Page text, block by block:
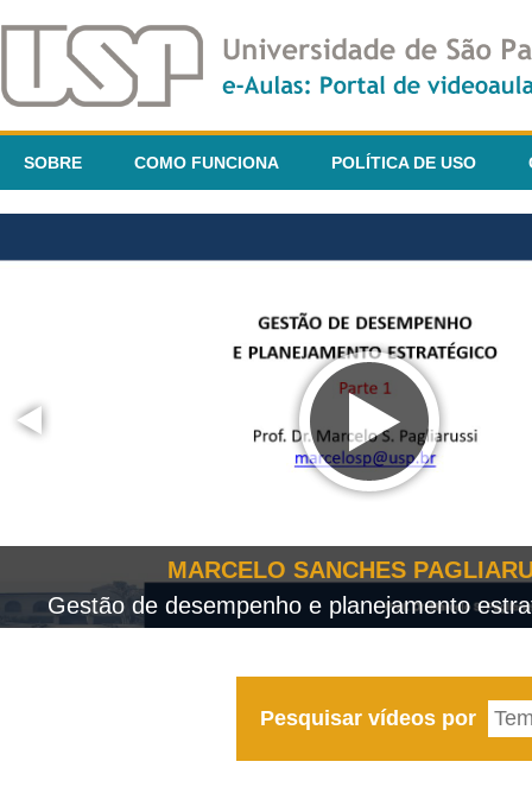
SOBRE COMO FUNCIONA POLÍTICA DE USO
MARCELO SANCHES
Gestão de desempenho e planejamento
Pesquisar vídeos por